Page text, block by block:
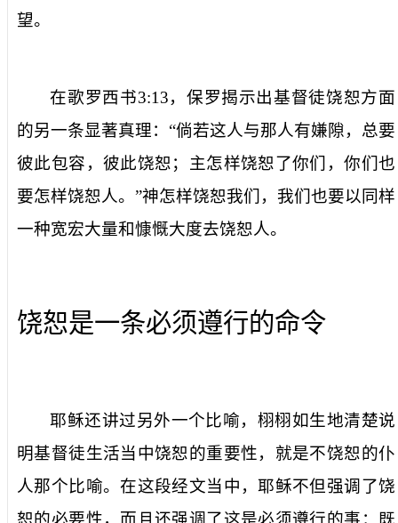
望。
在歌罗西书3:13，保罗揭示出基督徒饶恕方面
的另一条显著真理：“倘若这人与那人有嫌隙，总要
彼此包容，彼此饶恕；主怎样饶恕了你们，你们也
要怎样饶恕人。”神怎样饶恕我们，我们也要以同样
一种宽宏大量和慷慨大度去饶恕人。
饶恕是一条必须遵行的命令
耶稣还讲过另外一个比喻，栩栩如生地清楚说
明基督徒生活当中饶恕的重要性，就是不饶恕的仆
人那个比喻。在这段经文当中，耶稣不但强调了饶
恕的必要性，而且还强调了这是必须遵行的事：既